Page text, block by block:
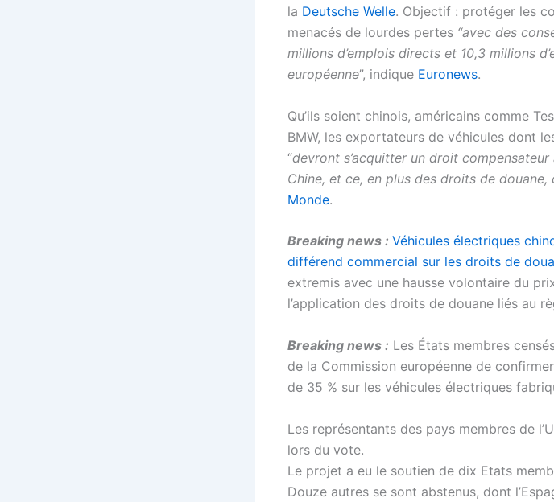
la Deutsche Welle. Objectif : protéger les
menacés de lourdes pertes “avec des
millions d’emplois directs et 10,3 millions
européenne”, indique Euronews.
Qu’ils soient chinois, américains comme
BMW, les exportateurs de véhicules dont
“devront s’acquitter un droit
Chine, et ce, en plus des droits de douane,
Monde.
Breaking news : Véhicules électriques
différend commercial sur les droits de
extremis avec une hausse volontaire du
l’application des droits de douane liés au
Breaking news : Les États membres
de la Commission européenne de
de 35 % sur les véhicules électriques
Les représentants des pays membres de
lors du vote.
Le projet a eu le soutien de dix Etats
Douze autres se sont abstenus, dont